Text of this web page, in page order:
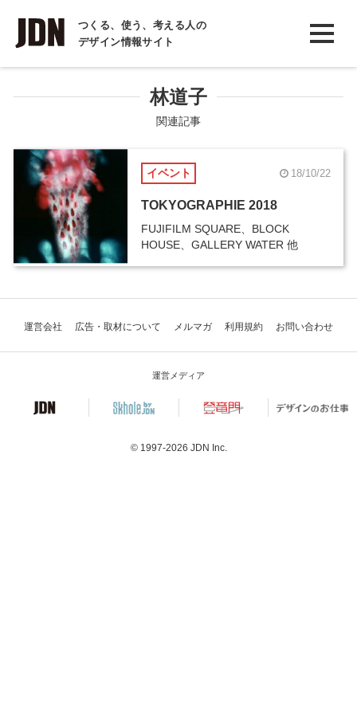
つくる、使う、考える人の
デザイン情報サイト
INTERVIEW
インタビュー
COLUMN
コラム
林道子
関連記事
イベント 18/10/22
TOKYOGRAPHIE 2018
FUJIFILM SQUARE、BLOCK
HOUSE、GALLERY WATER 他
運営会社 広告・取材について メルマガ 利用規約 お問い合わせ
運営メディア
© 1997-2026 JDN Inc.